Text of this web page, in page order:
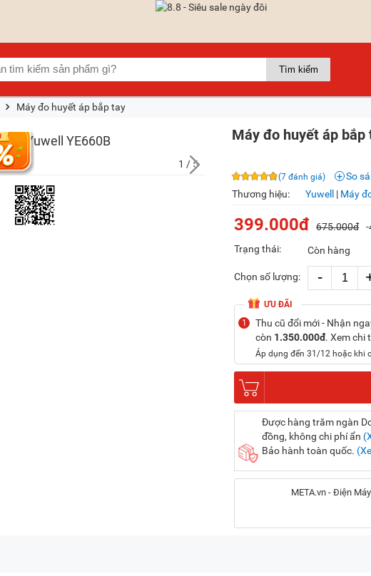
Máy đo huyết áp bắp tay
1 / 5
Máy đo huyết áp bắp
(7 đánh giá)
So
Thương hiệu:
Yuwell | Máy
399.000đ 675.000đ
-
Trạng thái:
Còn hàng
Chọn số lượng: -
ƯU ĐÃI
1
Thu cũ đổi mới - Nhận
còn 1.350.000đ. Xem chi
Áp dụng đến 31/12 hoặc khi
Được hàng trăm ngàn
đồng, không chi phí ẩn
Bảo hành toàn quốc.
META.vn - Điện
Địa chỉ: